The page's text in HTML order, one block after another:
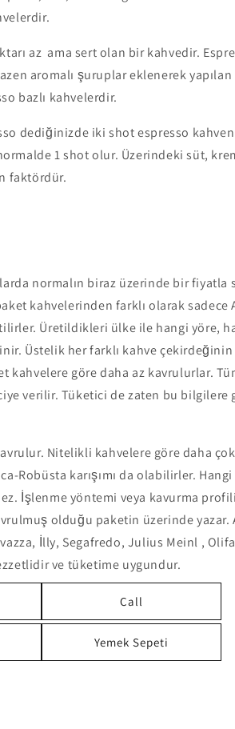
az ama sert olan bir kahvedir.
aromalı şuruplar eklenerek
bazlı kahvelerdir.
dediğinizde iki shot espresso
1 shot olur. Üzerindeki süt,
faktördür.
normalın biraz üzerinde bir fiyatla
kahvelerinden farklı olarak sadece
Üretildikleri ülke ile hangi yöre,
Üstelik her farklı kahve
kahvelere göre daha az kavrulurlar.
verilir. Tüketici de zaten bu bilgilere
Nitelikli kahvelere göre daha
Robüsta karışımı da olabilirler.
İşlenme yöntemi veya kavurma
olduğu paketin üzerinde yazar.
İlly, Segafredo, Julius Meinl ,
ve tüketime uygundur.
Call
Yemek Sepeti